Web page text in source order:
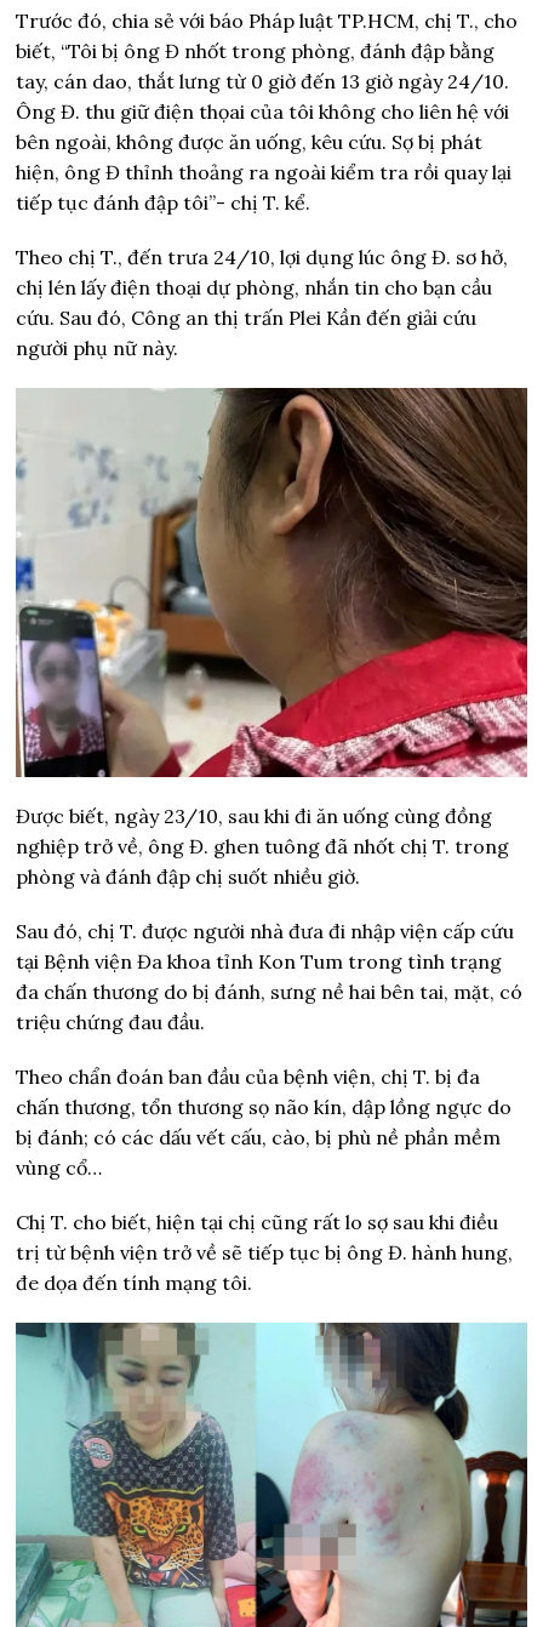
Trước đó, chia sẻ với báo Pháp luật TP.HCM, chị T., cho
biết, “Tôi bị ông Đ nhốt trong phòng, đánh đập bằng
tay, cán dao, thắt lưng từ 0 giờ đến 13 giờ ngày 24/10.
Ông Đ. thu giữ điện thọai của tôi không cho liên hệ với
bên ngoài, không được ăn uống, kêu cứu. Sợ bị phát
hiện, ông Đ thỉnh thoảng ra ngoài kiểm tra rồi quay lại
tiếp tục đánh đập tôi”- chị T. kể.
Theo chị T., đến trưa 24/10, lợi dụng lúc ông Đ. sơ hở,
chị lén lấy điện thoại dự phòng, nhắn tin cho bạn cầu
cứu. Sau đó, Công an thị trấn Plei Kần đến giải cứu
người phụ nữ này.
Được biết, ngày 23/10, sau khi đi ăn uống cùng đồng
nghiệp trở về, ông Đ. ghen tuông đã nhốt chị T. trong
phòng và đánh đập chị suốt nhiều giờ.
Sau đó, chị T. được người nhà đưa đi nhập viện cấp cứu
tại Bệnh viện Đa khoa tỉnh Kon Tum trong tình trạng
đa chấn thương do bị đánh, sưng nề hai bên tai, mặt, có
triệu chứng đau đầu.
Theo chẩn đoán ban đầu của bệnh viện, chị T. bị đa
chấn thương, tổn thương sọ não kín, dập lồng ngực do
bị đánh; có các dấu vết cấu, cào, bị phù nề phần mềm
vùng cổ…
Chị T. cho biết, hiện tại chị cũng rất lo sợ sau khi điều
trị từ bệnh viện trở về sẽ tiếp tục bị ông Đ. hành hung,
đe dọa đến tính mạng tôi.